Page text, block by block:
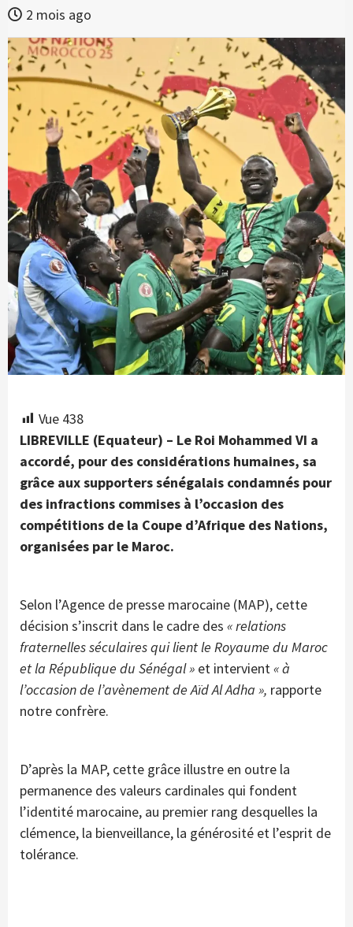
2 mois ago
Vue 438
LIBREVILLE (Equateur) – Le Roi Mohammed VI a
accordé, pour des considérations humaines, sa
grâce aux supporters sénégalais condamnés pour
des infractions commises à l’occasion des
compétitions de la Coupe d’Afrique des Nations,
organisées par le Maroc.
Selon l’Agence de presse marocaine (MAP), cette
décision s’inscrit dans le cadre des « relations
fraternelles séculaires qui lient le Royaume du Maroc
et la République du Sénégal » et intervient« à
l’occasion de l’avènement de Aïd Al Adha », rapporte
notre confrère.
D’après la MAP, cette grâce illustre en outre la
permanence des valeurs cardinales qui fondent
l’identité marocaine, au premier rang desquelles la
clémence, la bienveillance, la générosité et l’esprit de
tolérance.